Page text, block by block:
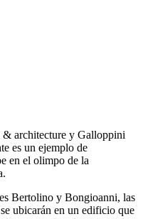
architecture y Galloppini
es un ejemplo de
en el olimpo de la
Bertolino y Bongioanni, las
se ubicarán en un edificio que